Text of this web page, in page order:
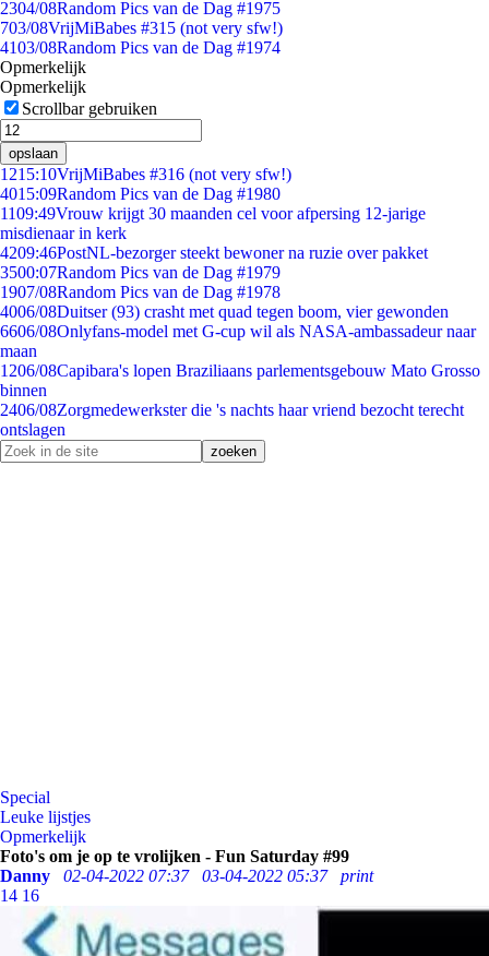
2304/08Random Pics van de Dag #1975
703/08VrijMiBabes #315 (not very sfw!)
4103/08Random Pics van de Dag #1974
Opmerkelijk
Opmerkelijk
Scrollbar gebruiken
opslaan
1215:10VrijMiBabes #316 (not very sfw!)
4015:09Random Pics van de Dag #1980
1109:49Vrouw krijgt 30 maanden cel voor afpersing 12-jarige
misdienaar in kerk
4209:46PostNL-bezorger steekt bewoner na ruzie over pakket
3500:07Random Pics van de Dag #1979
1907/08Random Pics van de Dag #1978
4006/08Duitser (93) crasht met quad tegen boom, vier gewonden
6606/08Onlyfans-model met G-cup wil als NASA-ambassadeur naar
maan
1206/08Capibara's lopen Braziliaans parlementsgebouw Mato Grosso
binnen
2406/08Zorgmedewerkster die 's nachts haar vriend bezocht terecht
ontslagen
Special
Leuke lijstjes
Opmerkelijk
Foto's om je op te vrolijken - Fun Saturday #99
Danny
02-04-2022 07:37 03-04-2022 05:37
print
14 16